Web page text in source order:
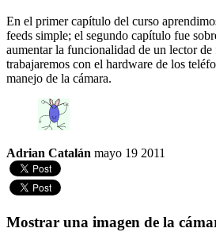
En el primer capítulo del curso
feeds simple; el segundo capítulo fue
aumentar la funcionalidad de un lector
trabajaremos con el hardware de los
manejo de la cámara.
Adrian Catalán mayo 19 2011
Mostrar una imagen de la